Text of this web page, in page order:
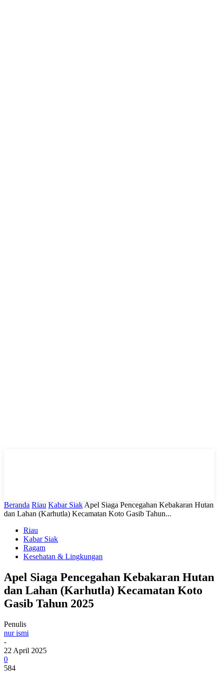
Beranda Riau Kabar Siak Apel Siaga Pencegahan Kebakaran Hutan
dan Lahan (Karhutla) Kecamatan Koto Gasib Tahun...
Riau
Kabar Siak
Ragam
Kesehatan & Lingkungan
Apel Siaga Pencegahan Kebakaran Hutan
dan Lahan (Karhutla) Kecamatan Koto
Gasib Tahun 2025
Penulis
nur ismi
-
22 April 2025
0
584